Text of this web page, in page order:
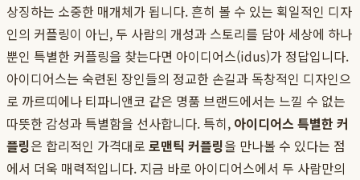
상징하는 소중한 매개체가 됩니다. 흔히 볼 수 있는 획일적인 디자
인의 커플링이 아닌, 두 사람의 개성과 스토리를 담아 세상에 하나
뿐인 특별한 커플링을 찾는다면 아이디어스(idus)가 정답입니다.
아이디어스는 숙련된 장인들의 정교한 손길과 독창적인 디자인으
로 까르띠에나 티파니앤코 같은 명품 브랜드에서는 느낄 수 없는
따뜻한 감성과 특별함을 선사합니다. 특히, 아이디어스 특별한 커
플링은 합리적인 가격대로 로맨틱 커플링을 만나볼 수 있다는 점
에서 더욱 매력적입니다. 지금 바로 아이디어스에서 두 사람만의